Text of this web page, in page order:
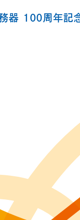
器 100周年記